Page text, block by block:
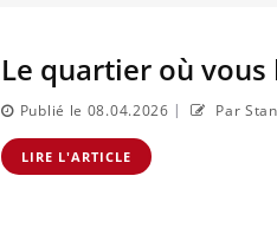
Le quartier où
Publié le 08.04.2026 | Par
LIRE L'ARTICLE